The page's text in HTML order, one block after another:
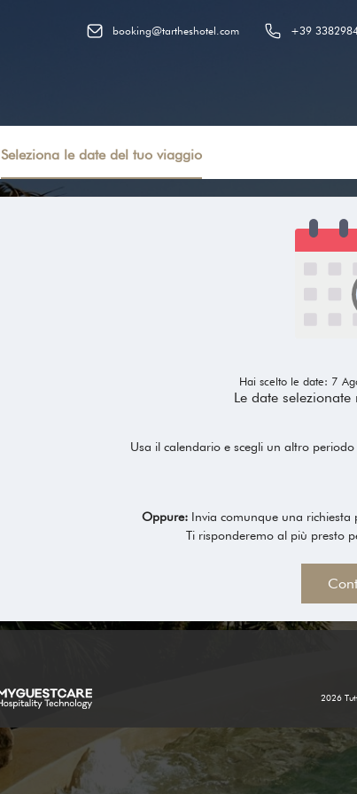
booking@tartheshotel.com +39
Seleziona le date del tuo viaggio
Hai scelto le date: 7
Le date
Usa il calendario e scegli un altro
Oppure:Invia comunque una richiesta
Ti risponderemo al più presto
2026